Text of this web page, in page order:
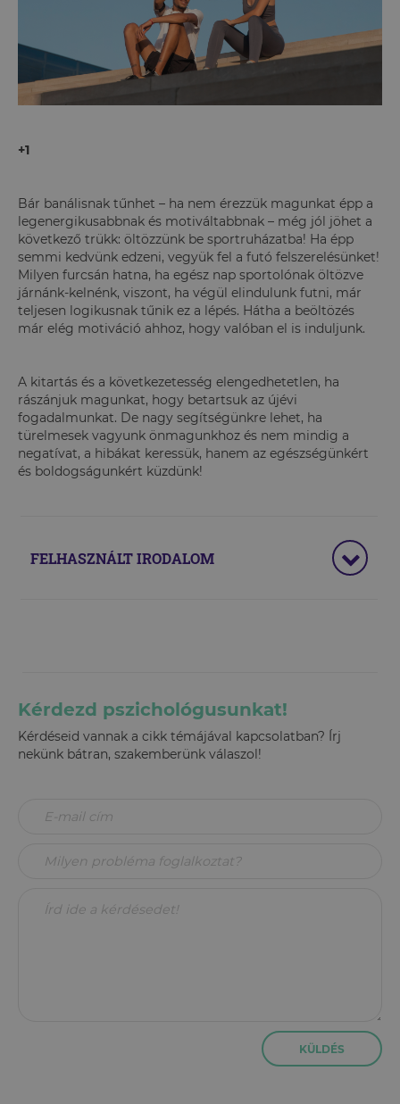
+1
Bár banálisnak tűnhet – ha nem érezzük magunkat épp a
legenergikusabbnak és motiváltabbnak – még jól jöhet a
következő trükk: öltözzünk be sportruházatba! Ha épp
semmi kedvünk edzeni, vegyük fel a futó felszerelésünket!
Milyen furcsán hatna, ha egész nap sportolónak öltözve
járnánk-kelnénk, viszont, ha végül elindulunk futni, már
teljesen logikusnak tűnik ez a lépés. Hátha a beöltözés
már elég motiváció ahhoz, hogy valóban el is induljunk.
A kitartás és a következetesség elengedhetetlen, ha
rászánjuk magunkat, hogy betartsuk az újévi
fogadalmunkat. De nagy segítségünkre lehet, ha
türelmesek vagyunk önmagunkhoz és nem mindig a
negatívat, a hibákat keressük, hanem az egészségünkért
és boldogságunkért küzdünk!
FELHASZNÁLT IRODALOM
Kérdezd pszichológusunkat!
Kérdéseid vannak a cikk témájával kapcsolatban? Írj
nekünk bátran, szakemberünk válaszol!
KÜLDÉS